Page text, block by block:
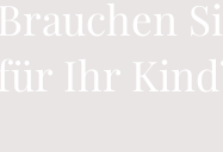
Brauchen
für Ihr